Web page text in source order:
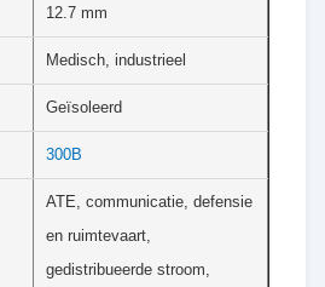
12.7 mm
Medisch, industrieel
Geïsoleerd
300B
ATE, communicatie, defensie
en ruimtevaart,
gedistribueerde stroom,